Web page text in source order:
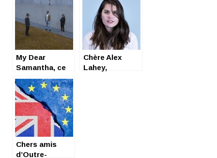
My Dear
Samantha, ce
jeune groupe
italien qui rime
avec rock
californien.
Chère Alex
Lahey,
Chers amis
d’Outre-